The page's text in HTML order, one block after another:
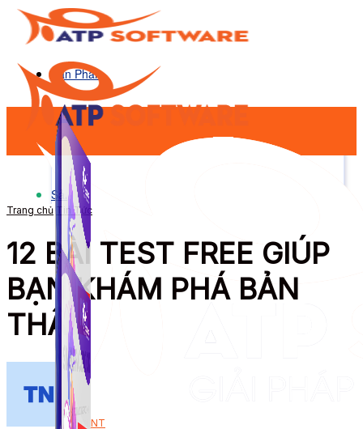
Sản Phẩm
Sản Phẩm
Trang chủ Tin Tức
12 BÀI TEST FREE GIÚP
BẠN KHÁM PHÁ BẢN
THÂN
Bởi NT